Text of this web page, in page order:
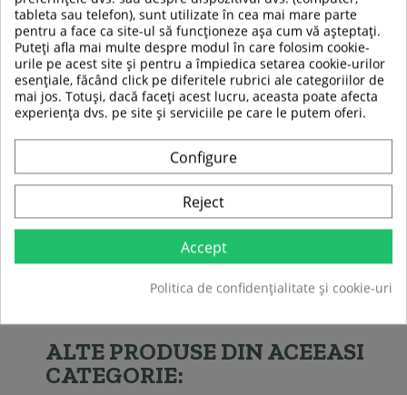
TABEL DE DATE
Model
Fara cadru
Tip produs
Lentile
Ski
Standard
Fiti primul care isi scrie parerea !
ALTE PRODUSE DIN ACEEASI
CATEGORIE:
tableta sau telefon), sunt utilizate în cea mai mare parte
pentru a face ca site-ul să funcționeze așa cum vă așteptați.
Puteți afla mai multe despre modul în care folosim cookie-
urile pe acest site și pentru a împiedica setarea cookie-urilor
esențiale, făcând click pe diferitele rubrici ale categoriilor de
mai jos. Totuși, dacă faceți acest lucru, aceasta poate afecta
experiența dvs. pe site și serviciile pe care le putem oferi.
Configure
Reject
Accept
Politica de confidențialitate și cookie-uri